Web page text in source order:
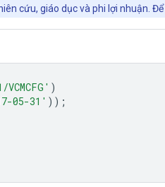
cứu, giáo dục và phi lợi nhuận.
VCMCFG' )
05-31' ));